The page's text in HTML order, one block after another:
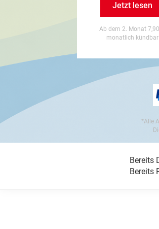
Jetzt lesen
Ab dem 2. Monat
monatlich kündbar
*Alle
Bereits
Bereits